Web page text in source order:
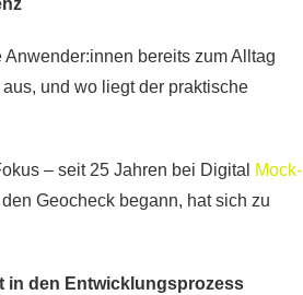
bereits zum Alltag
und wo liegt der praktische
– seit 25 Jahren bei Digital Mock-
Geocheck begann, hat sich zu
in den Entwicklungsprozess